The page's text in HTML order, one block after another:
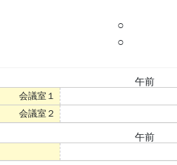
○
○
午前
会議室１
会議室２
午前